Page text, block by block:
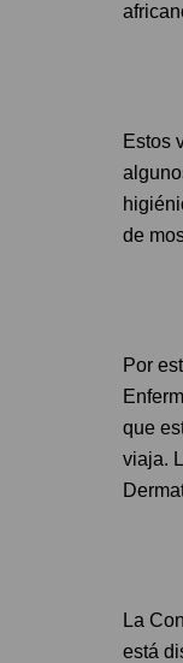
Estos
de
Por
que
viaja.
La
está